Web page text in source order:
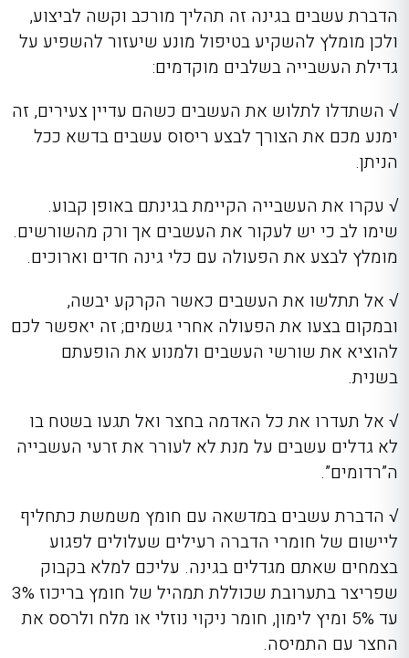
הדברת עשבים בגינה זה תהליך מורכב וקשה לביצוע,
ולכן מומלץ להשקיע בטיפול מונע שיעזור להשפיע על
גדילת העשבייה בשלבים מוקדמים:
√ השתדלו לתלוש את העשבים כשהם עדיין צעירים, זה
ימנע מכם את הצורך לבצע ריסוס עשבים בדשא ככל
הניתן.
√ עקרו את העשבייה הקיימת בגינתם באופן קבוע.
שימו לב כי יש לעקור את העשבים אך ורק מהשורשים.
מומלץ לבצע את הפעולה עם כלי גינה חדים וארוכים.
√ אל תתלשו את העשבים כאשר הקרקע יבשה,
ובמקום בצעו את הפעולה אחרי גשמים; זה יאפשר לכם
להוציא את שורשי העשבים ולמנוע את הופעתם
בשנית.
√ אל תעדרו את כל האדמה בחצר ואל תגעו בשטח בו
לא גדלים עשבים על מנת לא לעורר את זרעי העשבייה
ה”רדומים”.
√ הדברת עשבים במדשאה עם חומץ משמשת כתחליף
ליישום של חומרי הדברה רעילים שעלולים לפגוע
בצמחים שאתם מגדלים בגינה. עליכם למלא בקבוק
שפריצר בתערובת שכוללת תמהיל של חומץ בריכוז 3%
עד 5% ומיץ לימון, חומר ניקוי נוזלי או מלח ולרסס את
החצר עם התמיסה.